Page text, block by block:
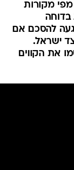
מקורות
להסכם אם
ישראל.
את הקווים